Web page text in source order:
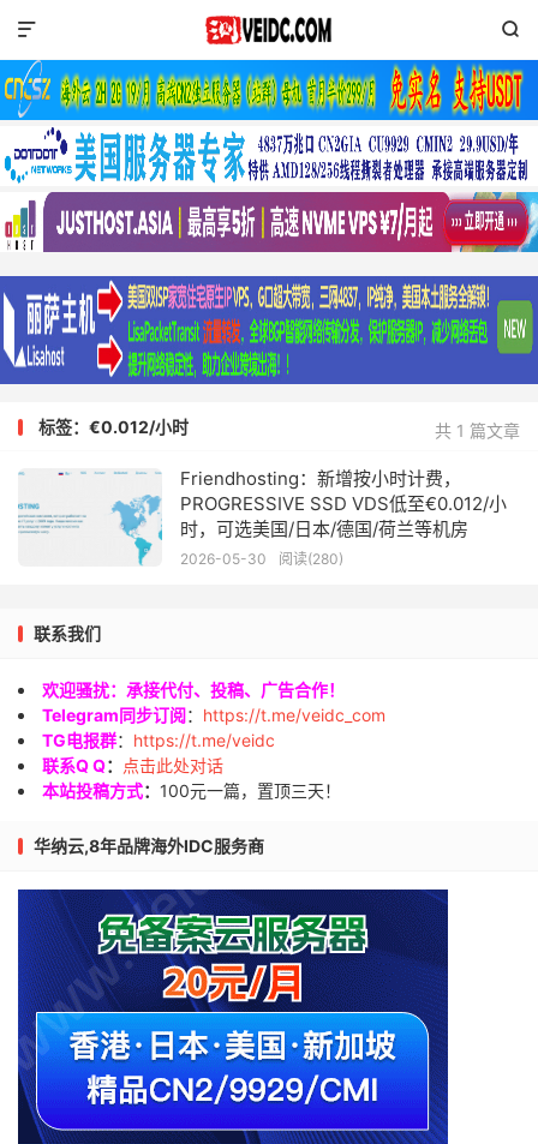


共 1 篇文章
标签：€0.012/小时
Friendhosting：新增按小时计费，
PROGRESSIVE SSD VDS低至€0.012/小
时，可选美国/日本/德国/荷兰等机房
2026-05-30 阅读(280)
联系我们
欢迎骚扰：承接代付、投稿、广告合作！
Telegram同步订阅： https://t.me/veidc_com
TG电报群： https://t.me/veidc
联系Q Q：
点击此处对话
本站投稿方式： 100元一篇，置顶三天！
华纳云,8年品牌海外IDC服务商